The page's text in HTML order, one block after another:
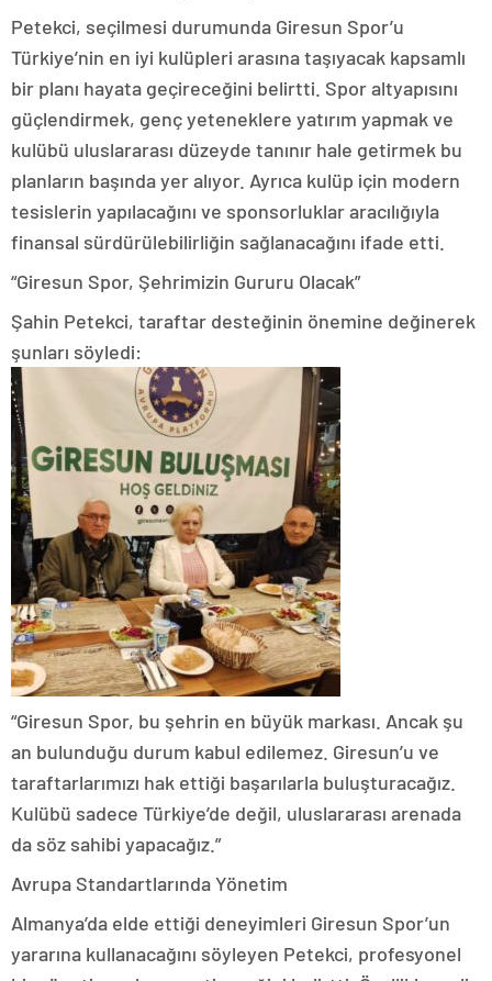
Petekci, seçilmesi durumunda Giresun Spor’u
Türkiye’nin en iyi kulüpleri arasına taşıyacak kapsamlı
bir planı hayata geçireceğini belirtti. Spor altyapısını
güçlendirmek, genç yeteneklere yatırım yapmak ve
kulübü uluslararası düzeyde tanınır hale getirmek bu
planların başında yer alıyor. Ayrıca kulüp için modern
tesislerin yapılacağını ve sponsorluklar aracılığıyla
finansal sürdürülebilirliğin sağlanacağını ifade etti.
“Giresun Spor, Şehrimizin Gururu Olacak”
Şahin Petekci, taraftar desteğinin önemine değinerek
şunları söyledi:
“Giresun Spor, bu şehrin en büyük markası. Ancak şu
an bulunduğu durum kabul edilemez. Giresun’u ve
taraftarlarımızı hak ettiği başarılarla buluşturacağız.
Kulübü sadece Türkiye’de değil, uluslararası arenada
da söz sahibi yapacağız.”
Avrupa Standartlarında Yönetim
Almanya’da elde ettiği deneyimleri Giresun Spor’un
yararına kullanacağını söyleyen Petekci, profesyonel